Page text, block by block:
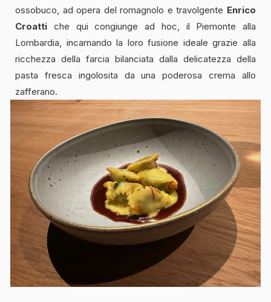
ossobuco, ad opera del romagnolo e travolgente Enrico
Croatti che qui congiunge ad hoc, il Piemonte alla
Lombardia, incarnando la loro fusione ideale grazie alla
ricchezza della farcia bilanciata dalla delicatezza della
pasta fresca ingolosita da una poderosa crema allo
zafferano.